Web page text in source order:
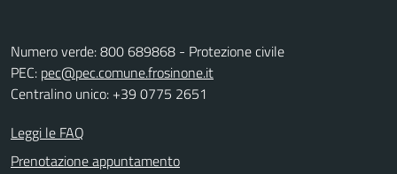
Numero verde: 800 689868 - Protezione civile
PEC: pec@pec.comune.frosinone.it
Centralino unico: +39 0775 2651
Leggi le FAQ
Prenotazione appuntamento